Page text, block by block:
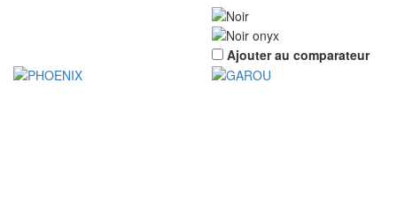
Ajouter au comparateur